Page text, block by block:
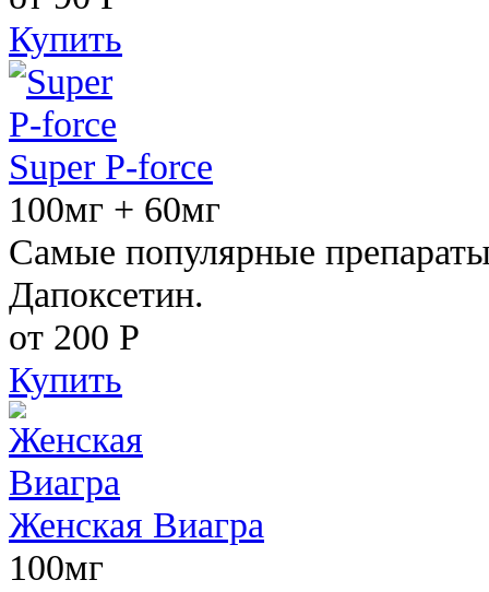
Купить
Super P-force
100мг + 60мг
Самые популярные
Дапоксетин.
от 200 Р
Купить
Женская Виагра
100мг